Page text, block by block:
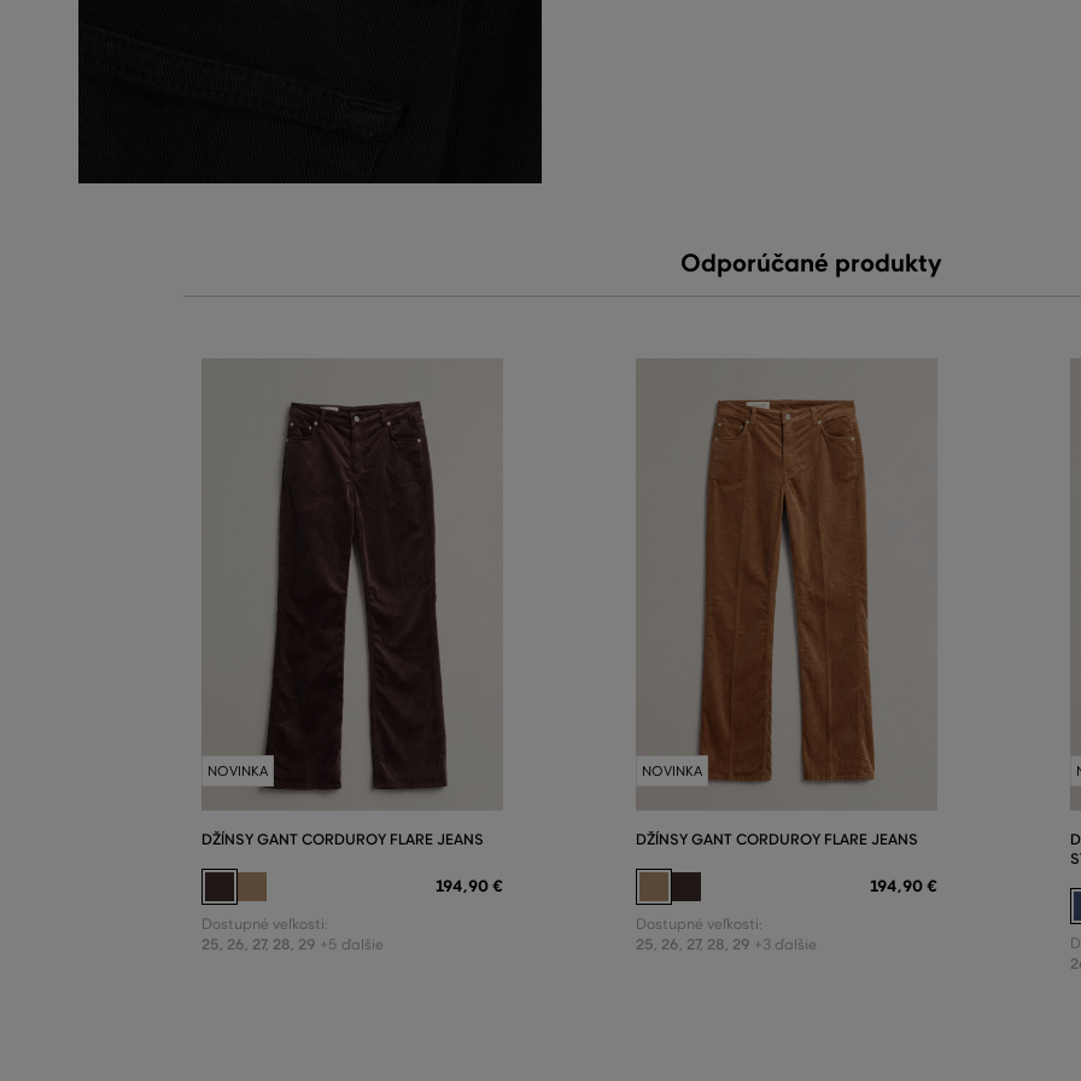
Odporúčané produkty
NOVINKA
DŽÍNSY GANT CORDUROY FLARE JEANS
194,90 €
Dostupné veľkosti:
25 26 27, 28 29 +5 ďalšie
NOVINKA
DŽÍNSY GANT CORDUROY FLARE JEANS
194,90 €
Dostupné veľkosti:
25 26 27, 28 29 +3 ďalšie